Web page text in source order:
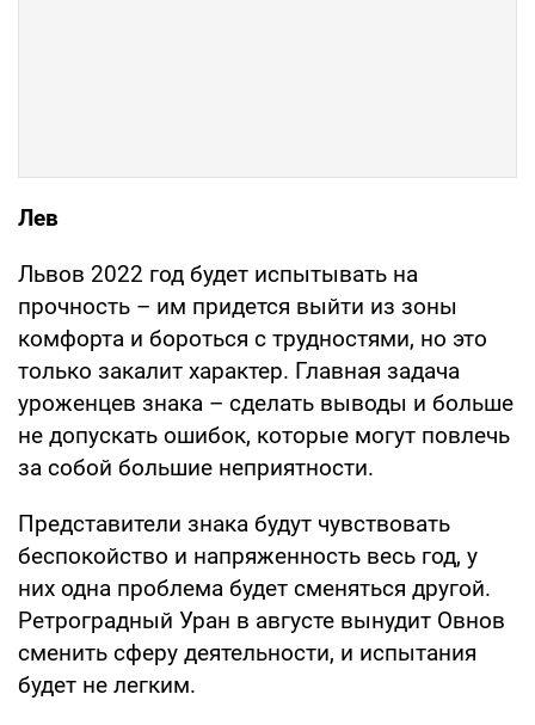
Лев
Львов 2022 год будет испытывать на
прочность – им придется выйти из зоны
комфорта и бороться с трудностями, но это
только закалит характер. Главная задача
уроженцев знака – сделать выводы и больше
не допускать ошибок, которые могут повлечь
за собой большие неприятности.
Представители знака будут чувствовать
беспокойство и напряженность весь год, у
них одна проблема будет сменяться другой.
Ретроградный Уран в августе вынудит Овнов
сменить сферу деятельности, и испытания
будет не легким.